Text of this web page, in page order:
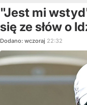
"Jest mi
się ze słów o
Dodano: wczoraj 22:32